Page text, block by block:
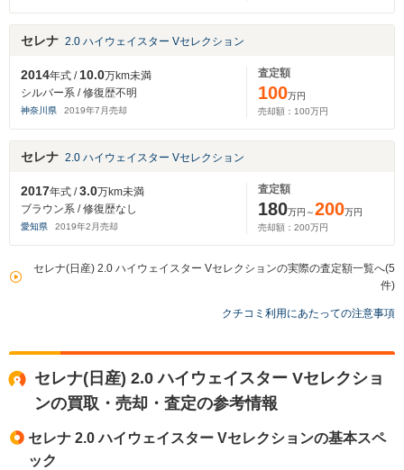
セレナ 2.0 ハイウェイスター Vセレクション
2014年式 /10.0万km未満
シルバー系 / 修復歴不明
神奈川県 2019年7 月売却
査定額
100万円
売却額： 100万円
セレナ 2.0 ハイウェイスター Vセレクション
2017年式 /3.0万km未満
ブラウン系 / 修復歴なし
愛知県 2019年2 月売却
査定額
180万円～200万円
売却額： 200万円
セレナ(日産) 2.0 ハイウェイスター Vセレクションの実際の査定額一覧へ(5
件)
クチコミ利用にあたっての注意事項
セレナ(日産) 2.0 ハイウェイスター Vセレクショ
ンの買取・売却・査定の参考情報
セレナ 2.0 ハイウェイスター Vセレクションの基本スペ
ック